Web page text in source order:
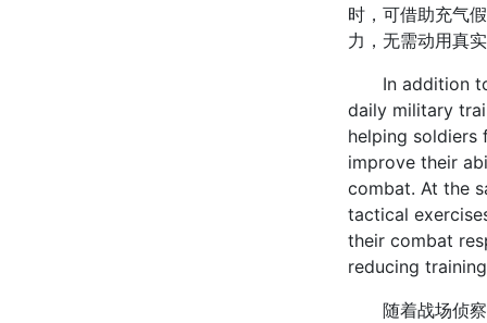
时，可借助充气
力，无需动用真
In addition to
daily military
helping soldiers
improve their
combat. At the
tactical
their combat
reducing
随着战场侦察